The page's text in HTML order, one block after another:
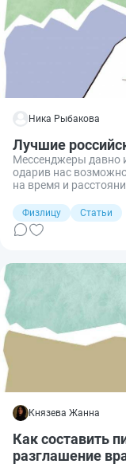
Ника Рыбакова
Лучшие
Мессенджеры давно
одарив нас
на время и
продукт, что в
Между тем в России
альтернатив,
Физлицу
Статьи
Князева Жанна
Как составить
разглашение